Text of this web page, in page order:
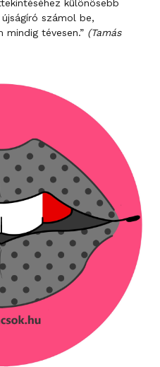
különösebb
számol be,
tévesen.” (Tamás